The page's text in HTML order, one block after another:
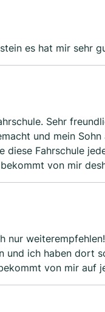
es hat mir sehr
Sehr
und mein
Fahrschule
von mir
nur
und ich haben dort
von mir auf